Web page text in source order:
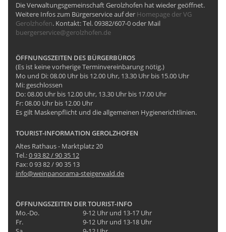
Die Verwaltungsgemeinschaft Gerolzhofen hat wieder geöffnet.
Weitere Infos zum Bürgerservice auf der Homepage der VG
Gerolzhofen. Kontakt: Tel. 09382/607-0 oder Mail
buergerservice@gerolzhofen.de
ÖFFNUNGSZEITEN DES BÜRGERBÜROS
(Es ist keine vorherige Terminvereinbarung nötig.)
Mo und Di: 08.00 Uhr bis 12.00 Uhr, 13.30 Uhr bis 15.00 Uhr
Mi: geschlossen
Do: 08.00 Uhr bis 12.00 Uhr, 13.30 Uhr bis 17.00 Uhr
Fr: 08.00 Uhr bis 12.00 Uhr
Es gilt Maskenpflicht und die allgemeinen Hygienerichtlinien.
TOURIST-INFORMATION GEROLZHOFEN
Altes Rathaus - Marktplatz 20
Tel.:0 93 82 / 90 35 12
Fax: 0 93 82 / 90 35 13
info@weinpanorama-steigerwald.de
ÖFFNUNGSZEITEN DER TOURIST-INFO
Mo.-Do.
9-12 Uhr und 13-17 Uhr
Fr.
9-12 Uhr und 13-18 Uhr